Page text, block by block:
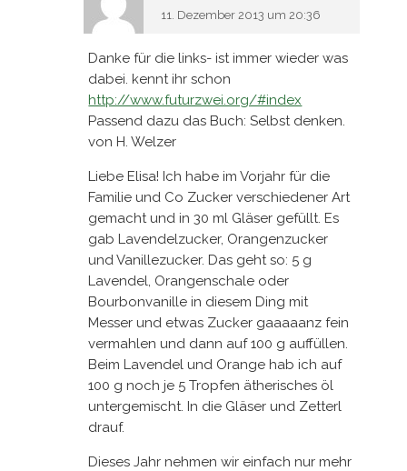
11. Dezember 2013 um 20:36
Danke für die links- ist immer wieder was
dabei. kennt ihr schon
http://www.futurzwei.org/#index
Passend dazu das Buch: Selbst denken.
von H. Welzer
Liebe Elisa! Ich habe im Vorjahr für die
Familie und Co Zucker verschiedener Art
gemacht und in 30 ml Gläser gefüllt. Es
gab Lavendelzucker, Orangenzucker
und Vanillezucker. Das geht so: 5 g
Lavendel, Orangenschale oder
Bourbonvanille in diesem Ding mit
Messer und etwas Zucker gaaaaanz fein
vermahlen und dann auf 100 g auffüllen.
Beim Lavendel und Orange hab ich auf
100 g noch je 5 Tropfen ätherisches öl
untergemischt. In die Gläser und Zetterl
drauf.
Dieses Jahr nehmen wir einfach nur mehr